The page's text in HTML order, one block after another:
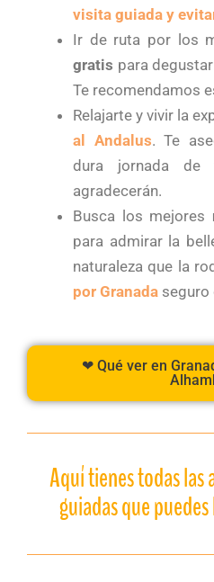
visita guiada y
Ir de ruta por los
gratis para
Te recomendamos
Relajarte y vivir la
al Andalus. Te
dura jornada
agradecerán.
Busca los mejores
para admirar la
naturaleza que la
por Granada seguro
❤ Qué ver en
Aquí tienes todas las
guiadas que